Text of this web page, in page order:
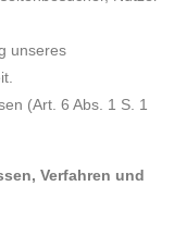
unseres
(Art. 6 Abs. 1 S. 1
Verfahren und